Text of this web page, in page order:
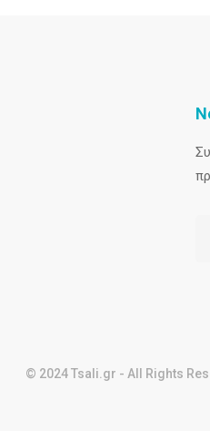
© 2024 Tsali.gr - All Rights